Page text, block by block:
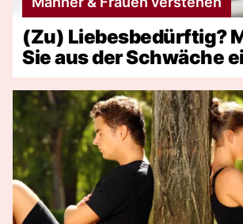
(Zu) Liebesbedürftig?
Sie aus der Schwäche